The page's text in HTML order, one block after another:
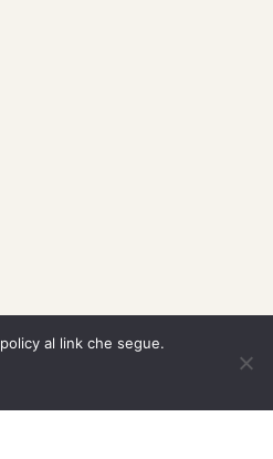
al link che segue.